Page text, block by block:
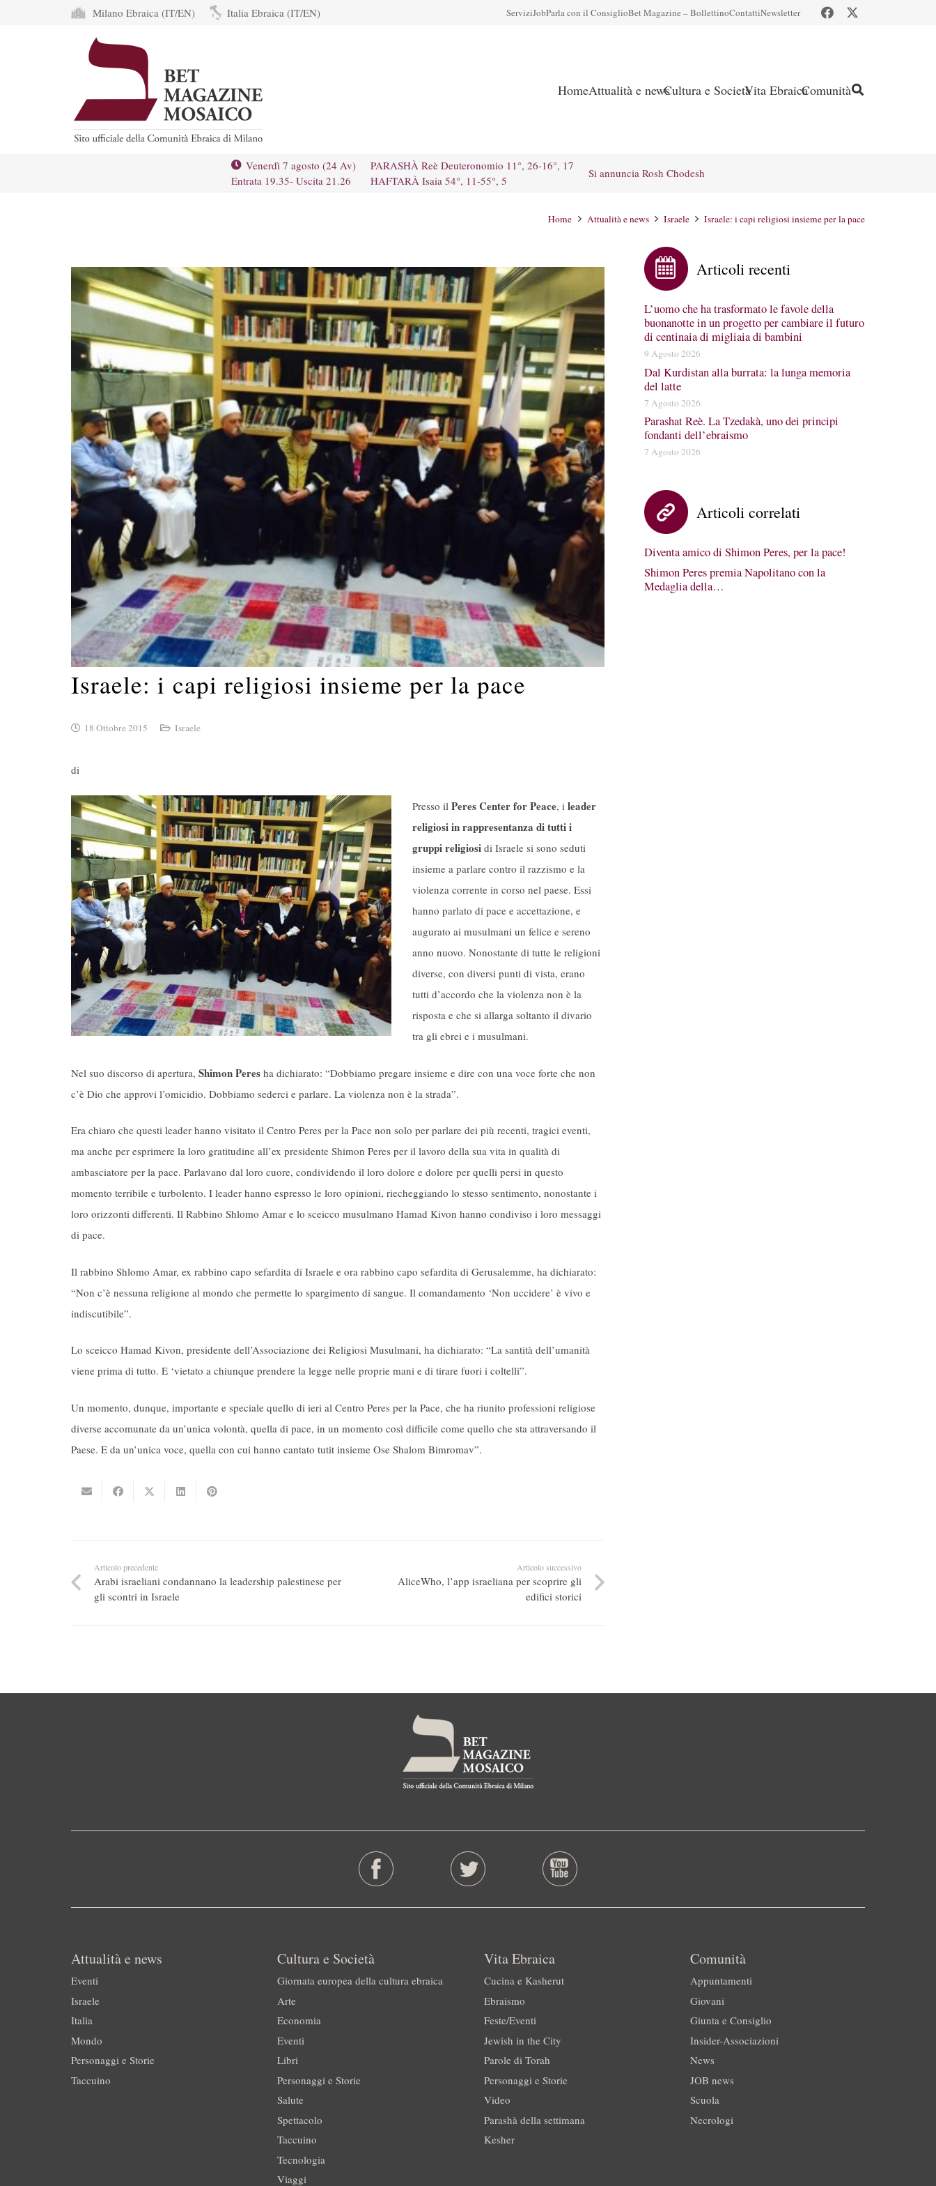
Milano Ebraica (IT/EN) Italia Ebraica (IT/EN) ServiziJobParla con il ConsiglioBet Magazine – BollettinoContattiNewsletter
HomeAttualità e newsCultura e SocietàVita EbraicaComunità
Venerdì 7 agosto (24 Av)
Entrata 19.35- Uscita 21.26
PARASHÀ Reè Deuteronomio 11°, 26-16°, 17
HAFTARÀ Isaia 54°, 11-55°, 5
Si annuncia Rosh Chodesh
Home Attualità e news Israele Israele: i capi religiosi insieme per la pace
Israele: i capi religiosi insieme per la pace
18 Ottobre 2015 Israele
di
Presso il Peres Center for Peace, i leader
religiosi in rappresentanza di tutti i
gruppi religiosi di Israele si sono seduti
insieme a parlare contro il razzismo e la
violenza corrente in corso nel paese. Essi
hanno parlato di pace e accettazione, e
augurato ai musulmani un felice e sereno
anno nuovo. Nonostante di tutte le religioni
diverse, con diversi punti di vista, erano
tutti d’accordo che la violenza non è la
risposta e che si allarga soltanto il divario
tra gli ebrei e i musulmani.
Nel suo discorso di apertura, Shimon Peres ha dichiarato: “Dobbiamo pregare insieme e dire con una voce forte che non
c’è Dio che approvi l’omicidio. Dobbiamo sederci e parlare. La violenza non è la strada”.
Era chiaro che questi leader hanno visitato il Centro Peres per la Pace non solo per parlare dei più recenti, tragici eventi,
ma anche per esprimere la loro gratitudine all’ex presidente Shimon Peres per il lavoro della sua vita in qualità di
ambasciatore per la pace. Parlavano dal loro cuore, condividendo il loro dolore e dolore per quelli persi in questo
momento terribile e turbolento. I leader hanno espresso le loro opinioni, riecheggiando lo stesso sentimento, nonostante i
loro orizzonti differenti. Il Rabbino Shlomo Amar e lo sceicco musulmano Hamad Kivon hanno condiviso i loro messaggi
di pace.
Il rabbino Shlomo Amar, ex rabbino capo sefardita di Israele e ora rabbino capo sefardita di Gerusalemme, ha dichiarato:
“Non c’è nessuna religione al mondo che permette lo spargimento di sangue. Il comandamento ‘Non uccidere’ è vivo e
indiscutibile”.
Lo sceicco Hamad Kivon, presidente dell’Associazione dei Religiosi Musulmani, ha dichiarato: “La santità dell’umanità
viene prima di tutto. E ‘vietato a chiunque prendere la legge nelle proprie mani e di tirare fuori i coltelli”.
Un momento, dunque, importante e speciale quello di ieri al Centro Peres per la Pace, che ha riunito professioni religiose
diverse accomunate da un’unica volontà, quella di pace, in un momento così difficile come quello che sta attraversando il
Paese. E da un’unica voce, quella con cui hanno cantato tutit insieme Ose Shalom Bimromav”.
Articolo precedente
Arabi israeliani condannano la leadership palestinese per
gli scontri in Israele
Articolo successivo
AliceWho, l’app israeliana per scoprire gli
edifici storici
Articoli recenti
L’uomo che ha trasformato le favole della
buonanotte in un progetto per cambiare il futuro
di centinaia di migliaia di bambini
9 Agosto 2026
Dal Kurdistan alla burrata: la lunga memoria
del latte
7 Agosto 2026
Parashat Reè. La Tzedakà, uno dei principi
fondanti dell’ebraismo
7 Agosto 2026
Articoli correlati
Diventa amico di Shimon Peres, per la pace!
Shimon Peres premia Napolitano con la
Medaglia della…
Attualità e news
Eventi
Israele
Italia
Mondo
Personaggi e Storie
Taccuino
Cultura e Società
Giornata europea della cultura ebraica
Arte
Economia
Eventi
Libri
Personaggi e Storie
Salute
Spettacolo
Taccuino
Tecnologia
Viaggi
Vita Ebraica
Cucina e Kasherut
Ebraismo
Feste/Eventi
Jewish in the City
Parole di Torah
Personaggi e Storie
Video
Parashà della settimana
Kesher
Comunità
Appuntamenti
Giovani
Giunta e Consiglio
Insider-Associazioni
News
JOB news
Scuola
Necrologi